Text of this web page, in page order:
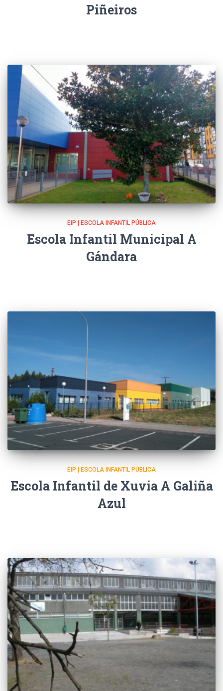
Piñeiros
EIP | ESCOLA INFANTIL PÚBLICA
Escola Infantil Municipal A
Gándara
EIP | ESCOLA INFANTIL PÚBLICA
Escola Infantil de Xuvia A Galiña
Azul